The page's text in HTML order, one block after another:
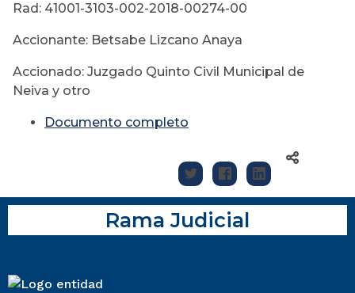
Rad: 41001-3103-002-2018-00274-00
Accionante: Betsabe Lizcano Anaya
Accionado: Juzgado Quinto Civil Municipal de
Neiva y otro
Documento completo
Rama Judicial